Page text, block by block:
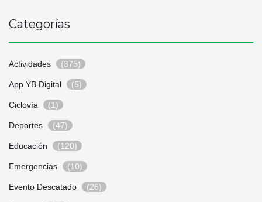
Categorías
Actividades (375)
App YB Digital (5)
Ciclovía (1)
Deportes (47)
Educación (120)
Emergencias (10)
Evento Descatado (26)